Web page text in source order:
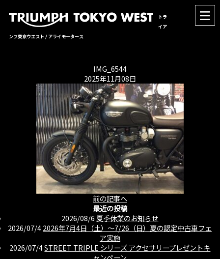
トラ
イア
ンフ東京ウエスト / アライモータース
IMG_6544
2025年11月08日
前の記事へ
最近の投稿
2026/08/6 夏季休業のお知らせ
2026/07/42026年7月4日（土）〜7/26（日）夏の認定中古車フェ
ア実施
2026/07/4STREET TRIPLE シリーズ アクセサリープレゼントキ